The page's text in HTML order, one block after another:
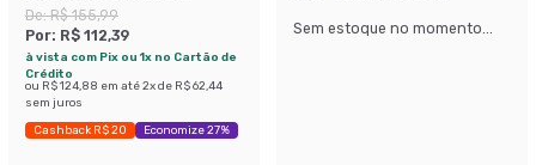
De:R$ 155,99
Por: R$ 112,39
à vista com Pix ou 1x no Cartão de
Crédito
ou R$ 124,88 em até2x de R$ 62,44
sem juros
Cashback R$ 20 Economize 27%
Sem estoque no momento...